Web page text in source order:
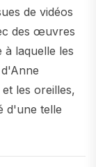
de vidéos
des œuvres
laquelle les
les oreilles,
d'une telle